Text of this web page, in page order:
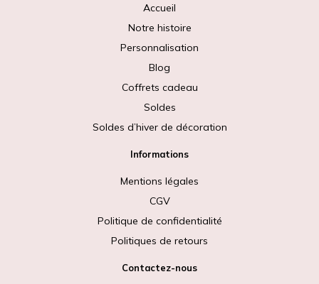
Accueil
Notre histoire
Personnalisation
Blog
Coffrets cadeau
Soldes
Soldes d’hiver de décoration
Informations
Mentions légales
CGV
Politique de confidentialité
Politiques de retours
Contactez-nous